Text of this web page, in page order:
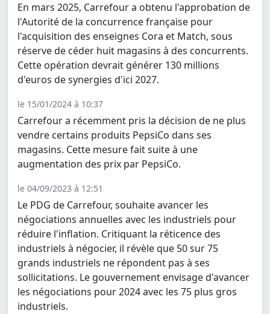
En mars 2025, Carrefour a obtenu l'approbation de
l'Autorité de la concurrence française pour
l'acquisition des enseignes Cora et Match, sous
réserve de céder huit magasins à des concurrents.
Cette opération devrait générer 130 millions
d'euros de synergies d'ici 2027.
le 15/01/2024 à 10:37
Carrefour a récemment pris la décision de ne plus
vendre certains produits PepsiCo dans ses
magasins. Cette mesure fait suite à une
augmentation des prix par PepsiCo.
le 04/09/2023 à 12:51
Le PDG de Carrefour, souhaite avancer les
négociations annuelles avec les industriels pour
réduire l'inflation. Critiquant la réticence des
industriels à négocier, il révèle que 50 sur 75
grands industriels ne répondent pas à ses
sollicitations. Le gouvernement envisage d'avancer
les négociations pour 2024 avec les 75 plus gros
industriels.